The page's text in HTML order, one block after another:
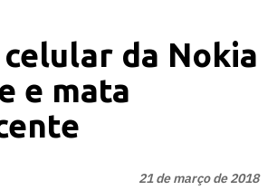
da Nokia
e mata
21 de março de 2018